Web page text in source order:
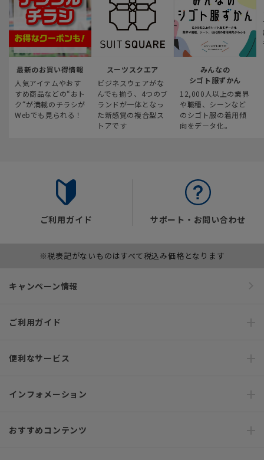
最新のお買い得情報
人気アイテムやおす
すめ商品などの“おト
ク“が満載のチラシが
Webでも見られる！
スーツスクエア
ビジネスウェアがな
んでも揃う、4つのブ
ランドが一体となっ
た新感覚の複合型ス
トアです
みんなの
シゴト服ずかん
12,000人以上の業界
や職種、シーンなど
のシゴト服の着用傾
向をデータ化。
ご利用ガイド サポート・お問い合わせ
※税表記がないものはすべて税込み価格となります
キャンペーン情報
ご利用ガイド
便利なサービス
インフォメーション
おすすめコンテンツ